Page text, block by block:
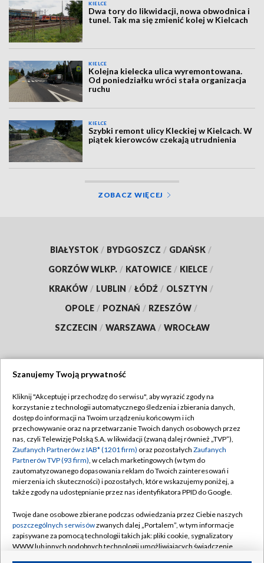
KIELCE
Dwa tory do likwidacji, nowa obwodnica i
tunel. Tak ma się zmienić kolej w Kielcach
KIELCE
Kolejna kielecka ulica wyremontowana.
Od poniedziałku wróci stała organizacja
ruchu
KIELCE
Szybki remont ulicy Kleckiej w Kielcach. W
piątek kierowców czekają utrudnienia
ZOBACZ WIĘCEJ
BIAŁYSTOK / BYDGOSZCZ / GDAŃSK /
GORZÓW WLKP. / KATOWICE / KIELCE /
KRAKÓW / LUBLIN / ŁÓDŹ / OLSZTYN /
OPOLE / POZNAŃ / RZESZÓW /
SZCZECIN / WARSZAWA / WROCŁAW
TVP
Abonament TVP
Emisja w TVP
Centrum informacji TVP
Naziemna Telewizja Cyfrowa
Rada Programowa
System NOS
Regulamin TVP
Polityka prywatności
Moje zgody
Pomoc
Kontakt
Szanujemy Twoją prywatność
Kliknij "Akceptuję i przechodzę do serwisu", aby wyrazić zgody na
korzystanie z technologii automatycznego śledzenia i zbierania danych,
dostęp do informacji na Twoim urządzeniu końcowym i ich
przechowywanie oraz na przetwarzanie Twoich danych osobowych przez
nas, czyli Telewizję Polską S.A. w likwidacji (zwaną dalej również „TVP”),
Zaufanych Partnerów z IAB* (1201 firm) oraz pozostałych Zaufanych
Partnerów TVP (93 firm), w celach marketingowych (w tym do
zautomatyzowanego dopasowania reklam do Twoich zainteresowań i
mierzenia ich skuteczności) i pozostałych, które wskazujemy poniżej, a
także zgody na udostępnianie przez nas identyfikatora PPID do Google.
Twoje dane osobowe zbierane podczas odwiedzania przez Ciebie naszych
poszczególnych serwisówzwanych dalej „Portalem”, w tym informacje
zapisywane za pomocą technologii takich jak: pliki cookie, sygnalizatory
WWW lub innych podobnych technologii umożliwiających świadczenie